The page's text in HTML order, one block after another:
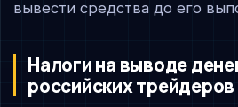
вывести средства до его
Налоги на выводе
российских трейдеров